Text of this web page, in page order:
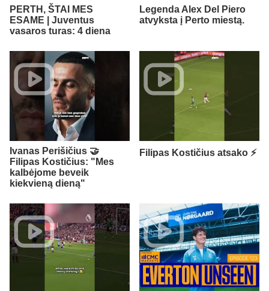
PERTH, ŠTAI MES
ESAME | Juventus
vasaros turas: 4 diena
Legenda Alex Del Piero
atvyksta į Perto miestą.
Ivanas Perišičius 🤝
Filipas Kostičius: "Mes
kalbėjome beveik
kiekvieną dieną"
Filipas Kostičius atsako ⚡